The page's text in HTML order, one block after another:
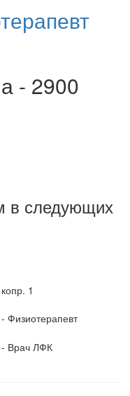
- 2900
в следующих
1
Физиотерапевт
- Врач ЛФК